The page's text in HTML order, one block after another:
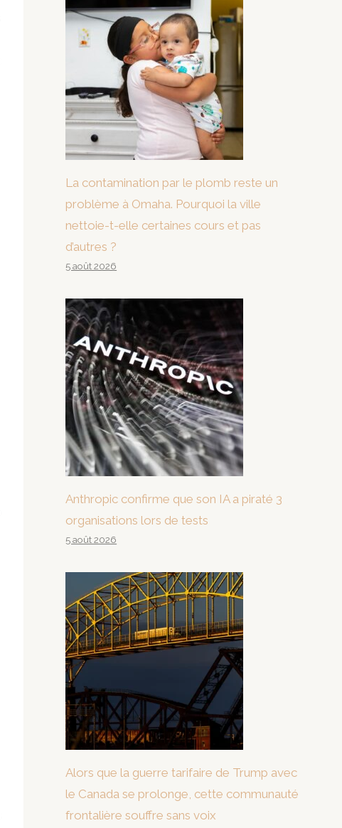
La contamination par le plomb reste un
problème à Omaha. Pourquoi la ville
nettoie-t-elle certaines cours et pas
d’autres ?
5 août 2026
Anthropic confirme que son IA a piraté 3
organisations lors de tests
5 août 2026
Alors que la guerre tarifaire de Trump avec
le Canada se prolonge, cette communauté
frontalière souffre sans voix